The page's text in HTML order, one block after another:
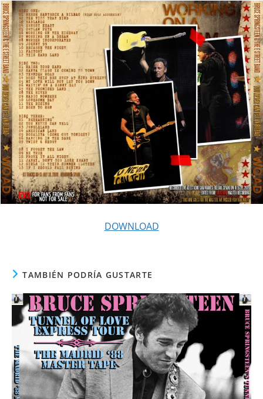
DOWNLOAD
TAMBIÉN PODRÍA GUSTARTE